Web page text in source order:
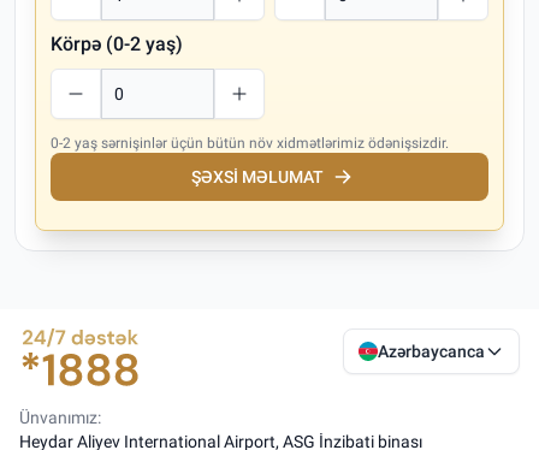
Körpə (0-2 yaş)
0-2 yaş sərnişinlər üçün bütün növ xidmətlərimiz ödənişsizdir.
ŞƏXSI MƏLUMAT
Azərbaycanca
Ünvanımız:
Heydar Aliyev International Airport, ASG İnzibati binası